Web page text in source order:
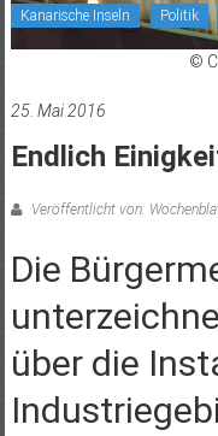
Kanarische Inseln Politik
©
25. Mai 2016
Endlich
Veröffentlicht von:
Die
über die